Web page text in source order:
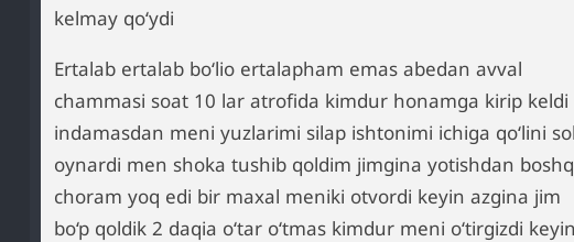
kelmay qo‘ydi
Ertalab ertalab bo‘lio ertalapham emas abedan avval
chammasi soat 10 lar atrofida kimdur honamga kirip keldi
indamasdan meni yuzlarimi silap ishtonimi ichiga qo‘lini
oynardi men shoka tushib qoldim jimgina yotishdan
choram yoq edi bir maxal meniki otvordi keyin azgina jim
bo‘p qoldik 2 daqia o‘tar o‘tmas kimdur meni o‘tirgizdi